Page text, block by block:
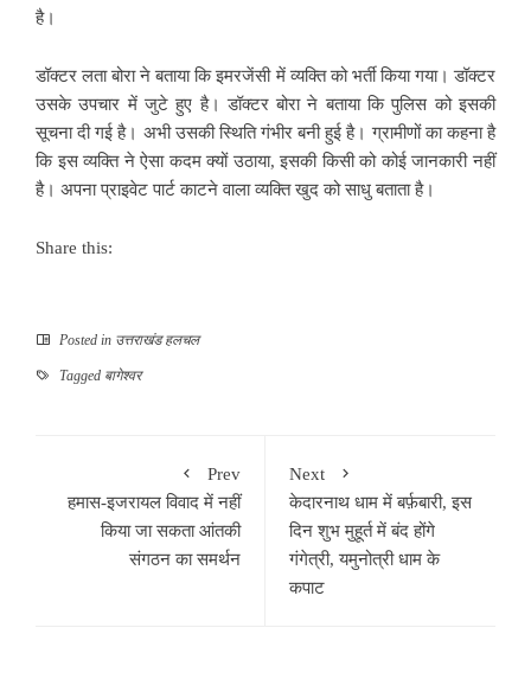
है।
डॉक्टर लता बोरा ने बताया कि इमरजेंसी में व्यक्ति को भर्ती किया गया। डॉक्टर
उसके उपचार में जुटे हुए है। डॉक्टर बोरा ने बताया कि पुलिस को इसकी
सूचना दी गई है। अभी उसकी स्थिति गंभीर बनी हुई है। ग्रामीणों का कहना है
कि इस व्यक्ति ने ऐसा कदम क्यों उठाया, इसकी किसी को कोई जानकारी नहीं
है। अपना प्राइवेट पार्ट काटने वाला व्यक्ति खुद को साधु बताता है।
Share this:
Posted in उत्तराखंड हलचल
Tagged बागेश्वर
Prev
हमास-इजरायल विवाद में नहीं
किया जा सकता आंतकी
संगठन का समर्थन
Next
केदारनाथ धाम में बर्फ़बारी, इस
दिन शुभ मुहूर्त में बंद होंगे
गंगेत्री, यमुनोत्री धाम के
कपाट